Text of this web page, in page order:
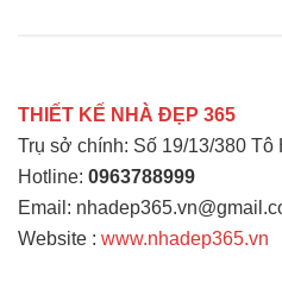
THIẾT KẾ NHÀ ĐẸP 365
Trụ sở chính: Số 19/13/380 Tô
Hotline: 0963788999
Email:
Website : www.nhadep365.vn